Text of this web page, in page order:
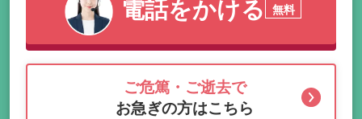
電話をかける 無料
ご危篤・ご逝去で
お急ぎの方はこちら